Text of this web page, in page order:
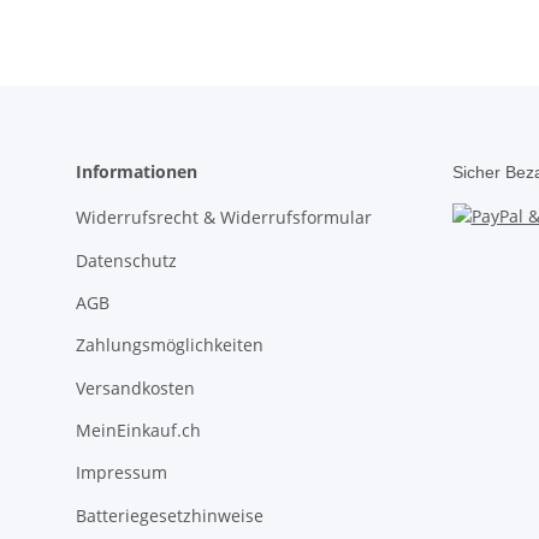
Informationen
Widerrufsrecht & Widerrufsformular
Datenschutz
AGB
Zahlungsmöglichkeiten
Versandkosten
MeinEinkauf.ch
Impressum
Batteriegesetzhinweise
Sicher